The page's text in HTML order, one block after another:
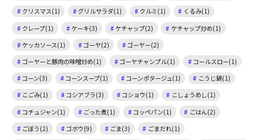
クリスマス(1)
グリルサラダ(1) クルミ(1)
くるみ(1)
クレープ(1)
ケーキ(3) ケチャップ(2)
ケチャップ炒め(1)
ケッカソース(1)
ゴーヤ(2)
ゴーヤー(2)
ゴーヤーと豚肉の味噌炒め(1)
ゴーヤチャンプル(1)
コールスロー(1)
コーン(3)
コーンスープ(1) コーンポタージュ(1)
こうじ鍋(1)
こごみ(1)
コシアブラ(3) コショウ(1)
こしょうめし(1)
コチュジャン(1)
ごった煮(1) コッペパン(1)
ごはん(2)
ごぼう(2)
ゴボウ(9) ごま(3)
ごまだれ(1)